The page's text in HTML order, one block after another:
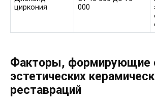
циркония
000
Факторы, формирующие
эстетических
реставраций